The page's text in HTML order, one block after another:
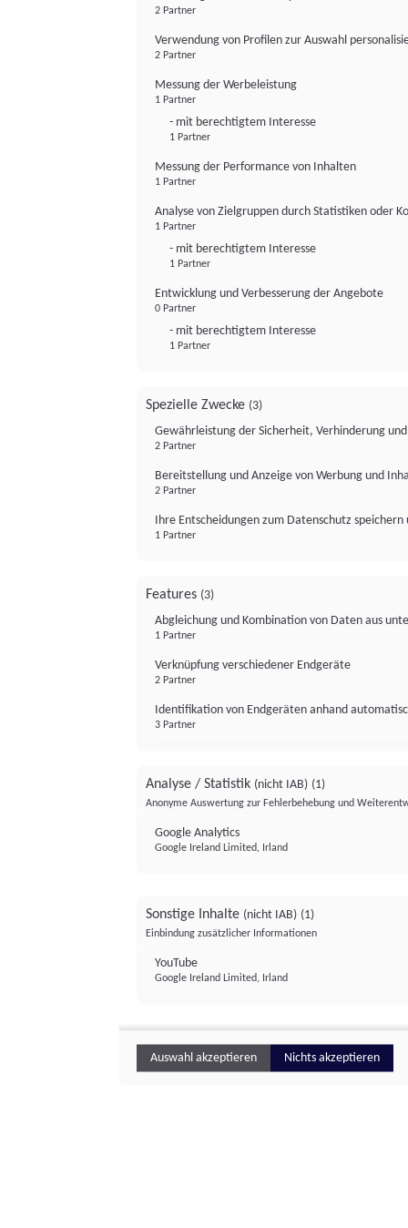
2 Partner
Verwendung von Profilen zur Auswahl
2 Partner
Messung der Werbeleistung
1 Partner
- mit berechtigtem Interesse
1 Partner
Messung der Performance von Inhalten
1 Partner
Analyse von Zielgruppen durch Statistiken oder
1 Partner
- mit berechtigtem Interesse
1 Partner
Entwicklung und Verbesserung der Angebote
0 Partner
- mit berechtigtem Interesse
1 Partner
Spezielle Zwecke (3)
Gewährleistung der Sicherheit, Verhinderung
2 Partner
Bereitstellung und Anzeige von Werbung und
2 Partner
Ihre Entscheidungen zum Datenschutz
1 Partner
Features (3)
Abgleichung und Kombination von Daten aus
1 Partner
Verknüpfung verschiedener Endgeräte
2 Partner
Identifikation von Endgeräten anhand
3 Partner
Analyse / Statistik (nicht IAB) (1)
Anonyme Auswertung zur Fehlerbehebung und
Google Analytics
Google Ireland Limited, Irland
Sonstige Inhalte (nicht IAB) (1)
Einbindung zusätzlicher Informationen
YouTube
Google Ireland Limited, Irland
Auswahl akzeptieren Nichts akzeptieren